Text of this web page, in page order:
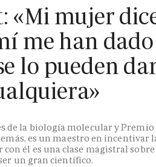
«Mi mujer
me han dado
lo pueden
de la biología molecular y Premio
es un maestro en incentivar
él es una clase magistral sobre
un gran científico.